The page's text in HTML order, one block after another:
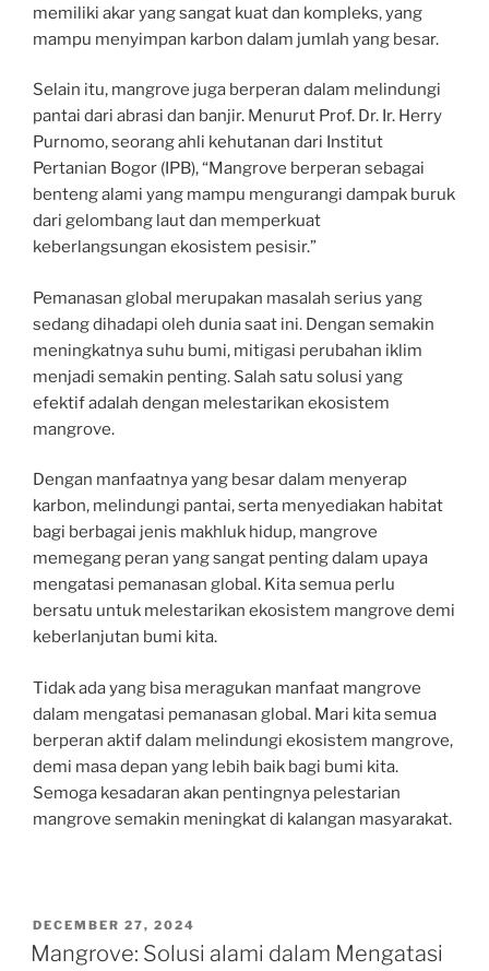
memiliki akar yang sangat kuat dan kompleks, yang
mampu menyimpan karbon dalam jumlah yang besar.
Selain itu, mangrove juga berperan dalam melindungi
pantai dari abrasi dan banjir. Menurut Prof. Dr. Ir. Herry
Purnomo, seorang ahli kehutanan dari Institut
Pertanian Bogor (IPB), “Mangrove berperan sebagai
benteng alami yang mampu mengurangi dampak buruk
dari gelombang laut dan memperkuat
keberlangsungan ekosistem pesisir.”
Pemanasan global merupakan masalah serius yang
sedang dihadapi oleh dunia saat ini. Dengan semakin
meningkatnya suhu bumi, mitigasi perubahan iklim
menjadi semakin penting. Salah satu solusi yang
efektif adalah dengan melestarikan ekosistem
mangrove.
Dengan manfaatnya yang besar dalam menyerap
karbon, melindungi pantai, serta menyediakan habitat
bagi berbagai jenis makhluk hidup, mangrove
memegang peran yang sangat penting dalam upaya
mengatasi pemanasan global. Kita semua perlu
bersatu untuk melestarikan ekosistem mangrove demi
keberlanjutan bumi kita.
Tidak ada yang bisa meragukan manfaat mangrove
dalam mengatasi pemanasan global. Mari kita semua
berperan aktif dalam melindungi ekosistem mangrove,
demi masa depan yang lebih baik bagi bumi kita.
Semoga kesadaran akan pentingnya pelestarian
mangrove semakin meningkat di kalangan masyarakat.
POSTED
ON
DECEMBER 27, 2024
Mangrove: Solusi alami dalam Mengatasi